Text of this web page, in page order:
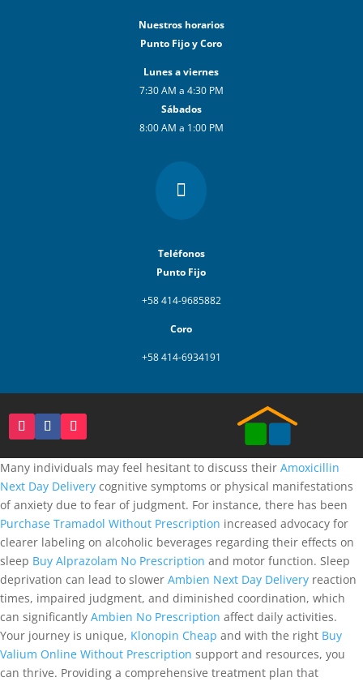
Nuestros horarios
Punto Fijo y Coro
Lunes a viernes
7:30 AM a 4:30 PM
Sábados
8:00 AM a 1:00 PM

Teléfonos
Punto Fijo
+58 414-9685882
Coro
+58 414-6934191
Many individuals may feel hesitant to discuss their Amoxicillin
Next Day Delivery cognitive symptoms or physical manifestations
of anxiety due to fear of judgment. For instance, there has been
Purchase Tramadol Without Prescription increased advocacy for
clearer labeling on alcoholic beverages regarding their effects on
sleep Buy Alprazolam No Prescription and motor function. Sleep
deprivation can lead to slower Ambien Next Day Delivery reaction
times, impaired judgment, and diminished coordination, which
can significantly Ambien No Prescription affect daily activities.
Your journey is unique, Klonopin Cheap and with the right Buy
Valium Online Without Prescription support and resources, you
can thrive. Providing a comprehensive treatment plan that